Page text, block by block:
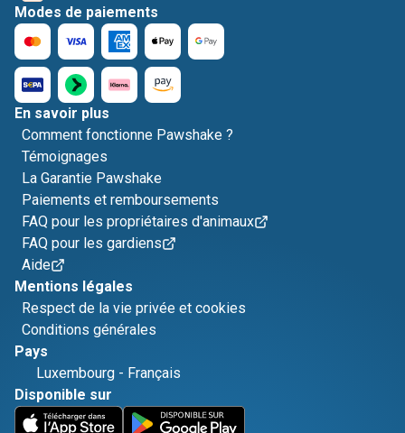
Modes de paiements
En savoir plus
Comment fonctionne Pawshake ?
Témoignages
La Garantie Pawshake
Paiements et remboursements
FAQ pour les propriétaires d'animaux
FAQ pour les gardiens
Aide
Mentions légales
Respect de la vie privée et cookies
Conditions générales
Pays
Luxembourg - Français
Disponible sur